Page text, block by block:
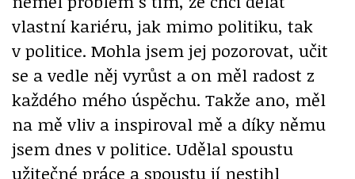
vlastní kariéru, jak mimo politiku, tak
v politice. Mohla jsem jej pozorovat, učit
se a vedle něj vyrůst a on měl radost z
každého mého úspěchu. Takže ano, měl
na mě vliv a inspiroval mě a díky němu
jsem dnes v politice. Udělal spoustu
užitečné práce a spoustu jí nestihl